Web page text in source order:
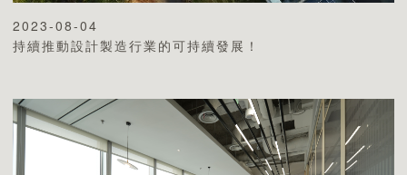
2023-08-04
持續推動設計製造行業的可持續發展！